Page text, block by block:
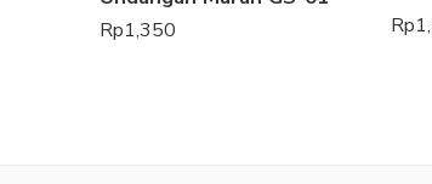
Rp1,350 Rp